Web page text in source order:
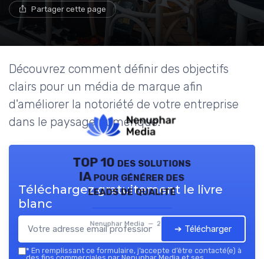
Partager cette page
Découvrez comment définir des objectifs
clairs pour un média de marque afin
d'améliorer la notoriété de votre entreprise
dans le paysage numérique.
TOP 10 des solutions
IA pour générer des
leads de qualité
Nenuphar Media — 2026
Téléchargez gratuitement le livre
blanc
➔ Télécharger
* En remplissant ce formulaire, j’accepte d’être contacté(e) à